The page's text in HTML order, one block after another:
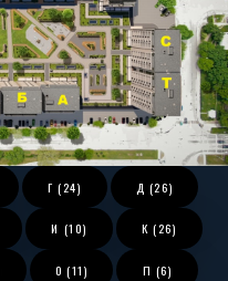
Г (24) Д (26)
И (10) К (26)
О (11) П (6)